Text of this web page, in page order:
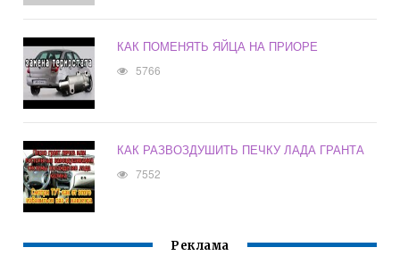
КАК ПОМЕНЯТЬ ЯЙЦА НА ПРИОРЕ
5766
КАК РАЗВОЗДУШИТЬ ПЕЧКУ ЛАДА ГРАНТА
7552
Реклама